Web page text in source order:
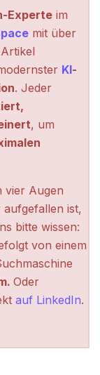
Experte im
mit über
KI-
. Jeder
, um
vier Augen
ist,
bitte wissen:
von einem
Oder
auf LinkedIn.